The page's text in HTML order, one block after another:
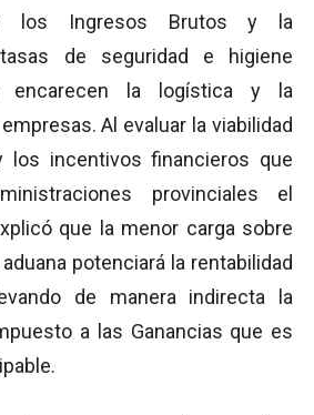
los Ingresos Brutos y la
de seguridad e higiene
encarecen la logística y la
Al evaluar la viabilidad
los incentivos financieros que
provinciales el
que la menor carga sobre
potenciará la rentabilidad
de manera indirecta la
a las Ganancias que es